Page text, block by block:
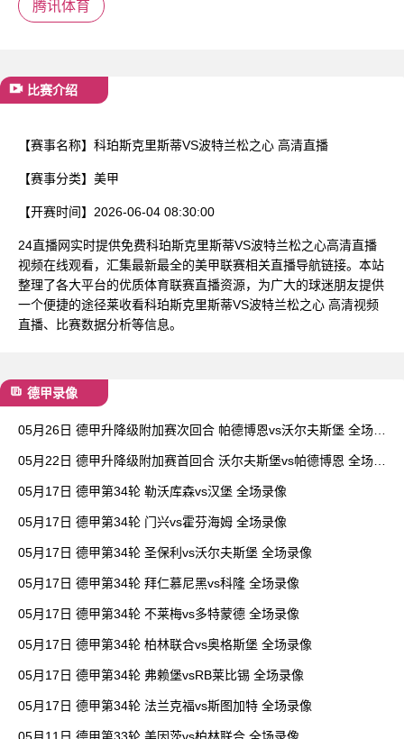
腾讯体育
比赛介绍
【赛事名称】 科珀斯克里斯蒂VS波特兰松之心 高清直播
【赛事分类】 美甲
【开赛时间】 2026-06-04 08:30:00
24直播网实时提供免费科珀斯克里斯蒂VS波特兰松之心高清直播
视频在线观看，汇集最新最全的美甲联赛相关直播导航链接。本站
整理了各大平台的优质体育联赛直播资源，为广大的球迷朋友提供
一个便捷的途径莱收看科珀斯克里斯蒂VS波特兰松之心 高清视频
直播、比赛数据分析等信息。
德甲录像
05月26日 德甲升降级附加赛次回合 帕德博恩vs沃尔夫斯堡 全场录
05月22日 德甲升降级附加赛首回合 沃尔夫斯堡vs帕德博恩 全场录
05月17日 德甲第34轮 勒沃库森vs汉堡 全场录像
05月17日 德甲第34轮 门兴vs霍芬海姆 全场录像
05月17日 德甲第34轮 圣保利vs沃尔夫斯堡 全场录像
05月17日 德甲第34轮 拜仁慕尼黑vs科隆 全场录像
05月17日 德甲第34轮 不莱梅vs多特蒙德 全场录像
05月17日 德甲第34轮 柏林联合vs奥格斯堡 全场录像
05月17日 德甲第34轮 弗赖堡vsRB莱比锡 全场录像
05月17日 德甲第34轮 法兰克福vs斯图加特 全场录像
05月11日 德甲第33轮 美因茨vs柏林联合 全场录像